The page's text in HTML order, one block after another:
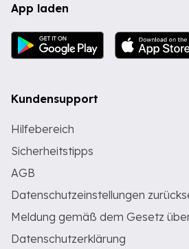
App laden
Kundensupport
Hilfebereich
Sicherheitstipps
AGB
Datenschutzeinstellungen
Meldung gemäß dem Gesetz
Datenschutzerklärung